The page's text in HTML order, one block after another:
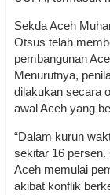
Sekda Aceh
Otsus telah
pembangunan
Menurutnya,
dilakukan secara
awal Aceh yang
“Dalam kurun
sekitar 16 persen.
Aceh memulai
akibat konflik